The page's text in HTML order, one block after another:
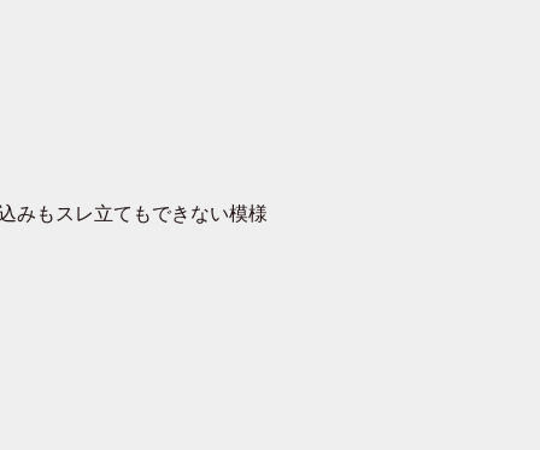
みもスレ立てもできない模様